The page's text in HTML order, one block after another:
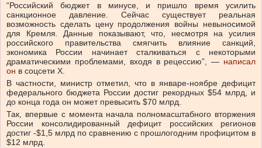
“Российский бюджет в минусе, и пришло время усилить
санкционное давление. Сейчас существует реальная
возможность сделать цену продолжения войны невыносимой
для Кремля. Данные показывают, что, несмотря на усилия
российского правительства смягчить влияние санкций,
экономика России начинает сталкиваться с некоторыми
драматическими проблемами, входя в рецессию”, — написал
он в соцсети Х.
В частности, министр отметил, что в январе-ноябре дефицит
федерального бюджета России достиг рекордных $54 млрд, и
до конца года он может превысить $70 млрд.
Так, впервые с момента начала полномасштабного вторжения
России консолидированный дефицит российских регионов
достиг -$1,5 млрд по сравнению с прошлогодним профицитом в
$12 млрд.